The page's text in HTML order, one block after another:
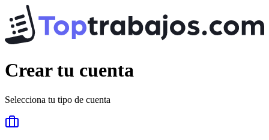
Crear tu cuenta
Selecciona tu tipo de cuenta